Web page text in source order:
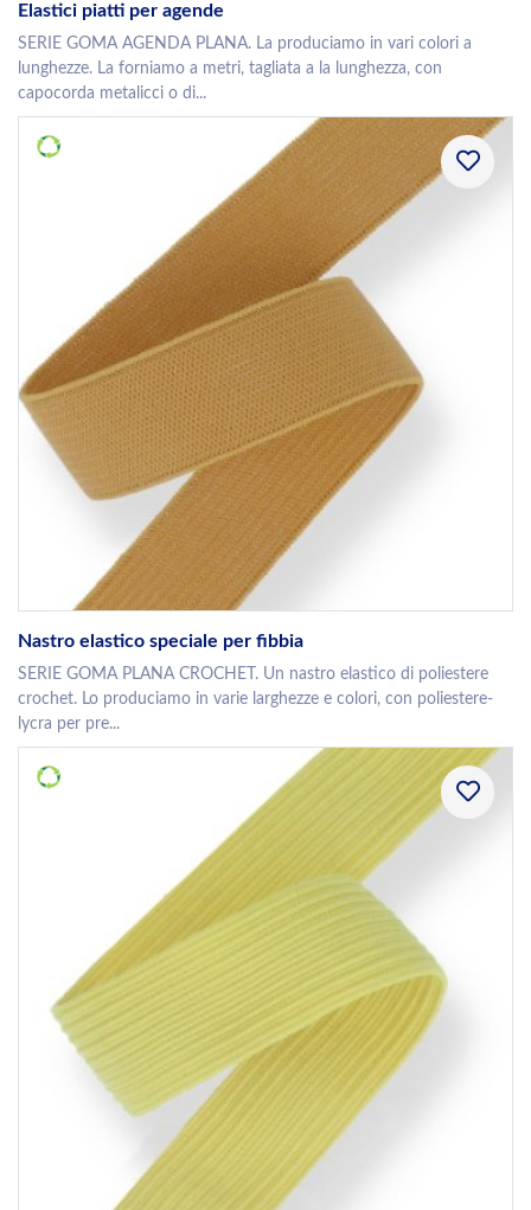
Elastici piatti per agende
SERIE GOMA AGENDA PLANA. La produciamo in vari colori a
lunghezze. La forniamo a metri, tagliata a la lunghezza, con
capocorda metalicci o di...
Nastro elastico speciale per fibbia
SERIE GOMA PLANA CROCHET. Un nastro elastico di poliestere
crochet. Lo produciamo in varie larghezze e colori, con poliestere-
lycra per pre...